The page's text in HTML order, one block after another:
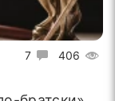
7 406